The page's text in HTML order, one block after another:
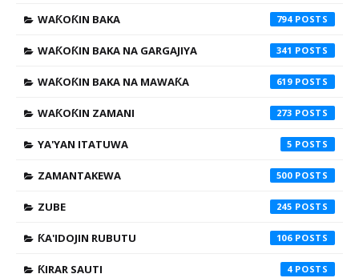
WAƘOƘIN BAKA 794
WAƘOƘIN BAKA NA GARGAJIYA 341
WAƘOƘIN BAKA NA MAWAƘA 619
WAƘOƘIN ZAMANI 273
YA'YAN ITATUWA 5
ZAMANTAKEWA 500
ZUBE 245
ƘA'IDOJIN RUBUTU 106
ƘIRAR SAUTI 4